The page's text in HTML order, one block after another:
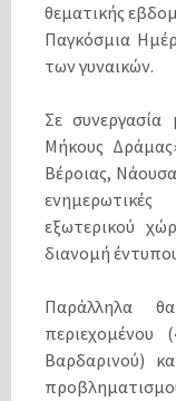
θεματικής
Παγκόσμια
των γυναικών.
Σε
Μήκους
Βέροιας,
εξωτερικού
διανομή
Παράλληλα
Βαρδαρινού)